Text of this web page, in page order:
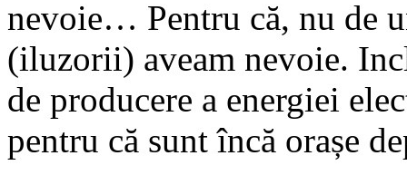
nevoie… Pentru că, nu de
(iluzorii) aveam nevoie.
de producere a energiei
pentru că sunt încă orașe